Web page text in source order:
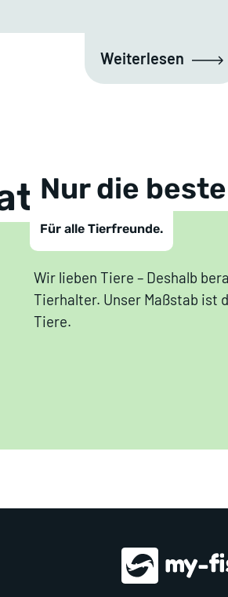
Weiterlesen
Nur die
Für alle Tierfreunde.
Wir lieben Tiere – Deshalb
Tierhalter. Unser Maßstab ist
Tiere.